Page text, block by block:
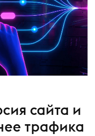
сайта и
трафика